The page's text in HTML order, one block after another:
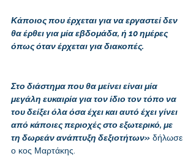
Κάποιος που έρχεται για να εργαστεί δεν
θα έρθει για μία εβδομάδα, ή 10 ημέρες
όπως όταν έρχεται για διακοπές.
Στο διάστημα που θα μείνει είναι μία
μεγάλη ευκαιρία για τον ίδιο τον τόπο να
του δείξει όλα όσα έχει και αυτό έχει γίνει
από κάποιες περιοχές στο εξωτερικό, με
τη δωρεάν ανάπτυξη δεξιοτήτων» δήλωσε
ο κος Μαρτάκης.